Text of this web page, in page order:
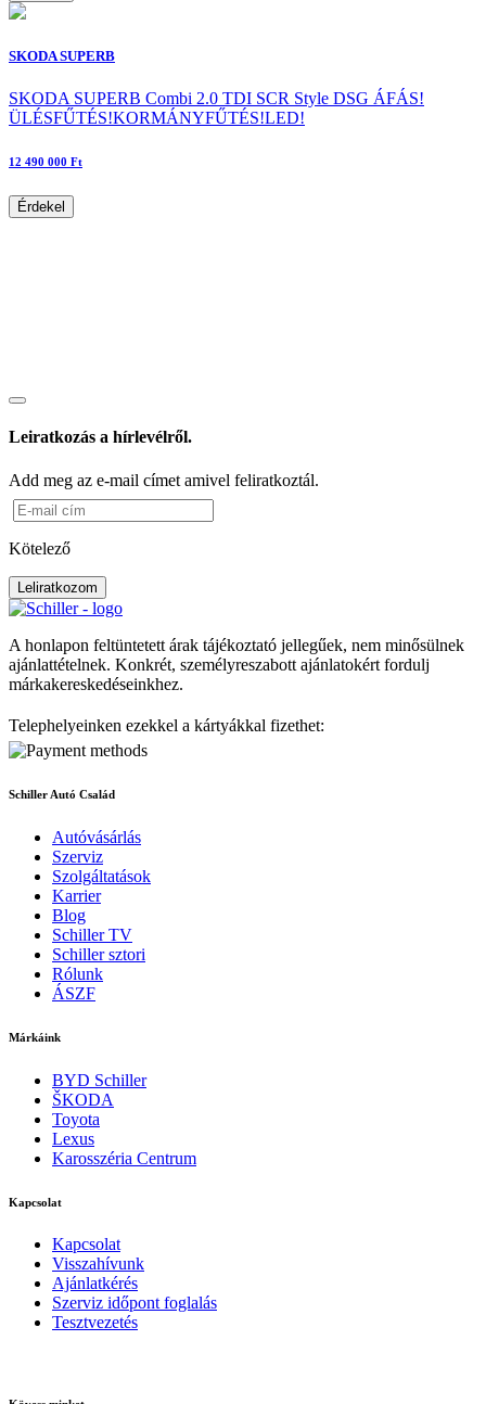
SKODA SUPERB
SKODA SUPERB Combi 2.0 TDI SCR Style DSG ÁFÁS!
ÜLÉSFŰTÉS!KORMÁNYFŰTÉS!LED!
12 490 000 Ft
Érdekel
Leiratkozás a hírlevélről.
Add meg az e-mail címet amivel feliratkoztál.
Kötelező
Leliratkozom
A honlapon feltüntetett árak tájékoztató jellegűek, nem minősülnek
ajánlattételnek. Konkrét, személyreszabott ajánlatokért fordulj
márkakereskedéseinkhez.
Telephelyeinken ezekkel a kártyákkal fizethet:
Schiller Autó Család
Autóvásárlás
Szerviz
Szolgáltatások
Karrier
Blog
Schiller TV
Schiller sztori
Rólunk
ÁSZF
Márkáink
BYD Schiller
ŠKODA
Toyota
Lexus
Karosszéria Centrum
Kapcsolat
Kapcsolat
Visszahívunk
Ajánlatkérés
Szerviz időpont foglalás
Tesztvezetés